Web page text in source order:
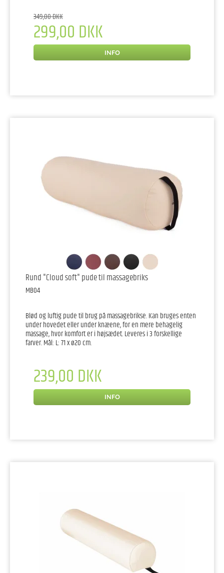
349,00 DKK
299,00 DKK
INFO
Rund "Cloud soft" pude til massagebriks
MB04
Blød og luftig pude til brug på massagebrikse. Kan bruges enten
under hovedet eller under knæene, for en mere behagelig
massage, hvor komfort er i højsædet. Leveres i 3 forskellige
farver. Mål: L: 71 x ø20 cm.
239,00 DKK
INFO